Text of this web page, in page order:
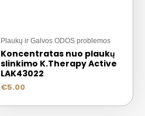
Plaukų ir Galvos ODOS problemos
Koncentratas nuo plaukų
slinkimo K.Therapy Active
LAK43022
€5.00